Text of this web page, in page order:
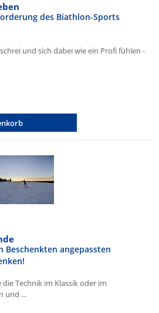
des Biathlon-Sports
und sich dabei wie ein Profi fühlen -
Beschenkten angepassten
Technik im Klassik oder im
und ...